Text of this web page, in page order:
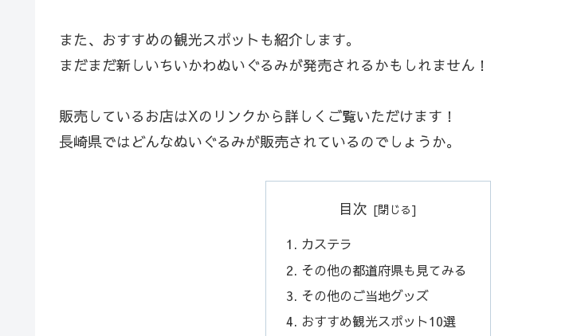
また、おすすめの観光スポットも紹介します。
まだまだ新しいちいかわぬいぐるみが発売されるかもしれません！
販売しているお店はXのリンクから詳しくご覧いただけます！
長崎県ではどんなぬいぐるみが販売されているのでしょうか。
目次
カステラ
その他の都道府県も見てみる
その他のご当地グッズ
おすすめ観光スポット10選